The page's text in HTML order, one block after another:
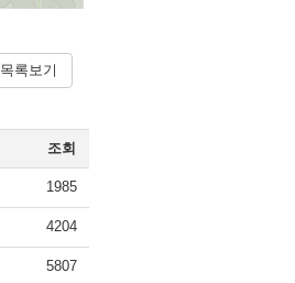
목록보기
조회
1985
4204
5807